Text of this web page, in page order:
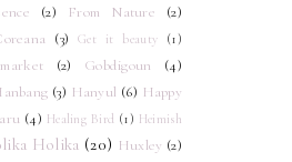
(2) From Nature
(2)
(3) Get it beauty
(1)
(2) Gobdigoun (4)
(3) Hanyul (6) Happy
(4) Healing Bird (1) Heimish
Holika (20) Huxley (2)